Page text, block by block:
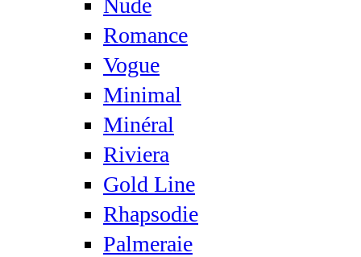
Nude
Romance
Vogue
Minimal
Minéral
Riviera
Gold Line
Rhapsodie
Palmeraie